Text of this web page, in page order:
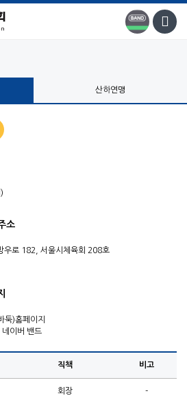
산하연맹
소
우로 182, 서울시체육회 208호
둑)홈페이지
네이버 밴드
직책 비고
회장 -